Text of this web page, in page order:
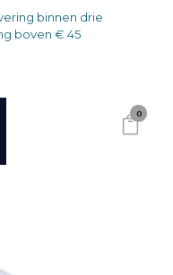
binnen drie
boven € 45
0